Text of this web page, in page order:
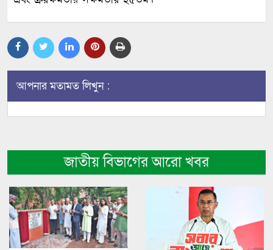
আপনার মতামত লিখুন :
জাতীয় বিভাগের আরো খবর